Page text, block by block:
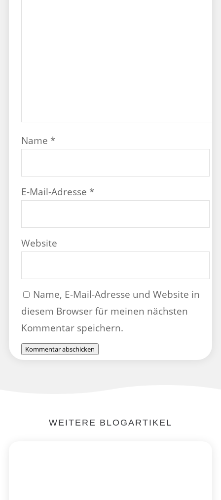
Name *
E-Mail-Adresse *
Website
Name, E-Mail-Adresse und Website in
diesem Browser für meinen nächsten
Kommentar speichern.
Kommentar abschicken
WEITERE BLOGARTIKEL